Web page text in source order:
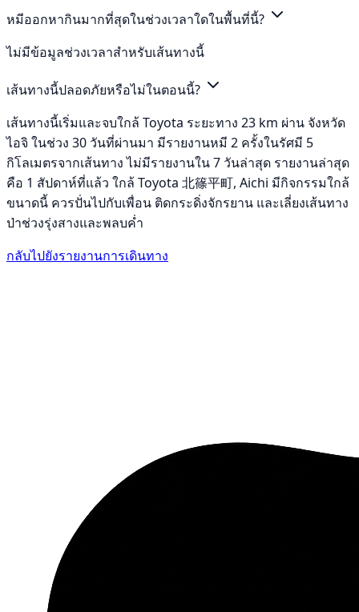
หมีออกหากินมากที่สุดในช่วงเวลาใดในพื้นที่นี้?
ไม่มีข้อมูลช่วงเวลาสำหรับเส้นทางนี้
เส้นทางนี้ปลอดภัยหรือไม่ในตอนนี้?
เส้นทางนี้เริ่มและจบใกล้ Toyota ระยะทาง 23 km ผ่าน จังหวัด
ไอจิ ในช่วง 30 วันที่ผ่านมา มีรายงานหมี 2 ครั้งในรัศมี 5
กิโลเมตรจากเส้นทาง ไม่มีรายงานใน 7 วันล่าสุด รายงานล่าสุด
คือ 1 สัปดาห์ที่แล้ว ใกล้ Toyota 北篠平町, Aichi มีกิจกรรมใกล้
ขนาดนี้ ควรปั่นไปกับเพื่อน ติดกระดิ่งจักรยาน และเลี่ยงเส้นทาง
ป่าช่วงรุ่งสางและพลบค่ำ
กลับไปยังรายงานการเดินทาง